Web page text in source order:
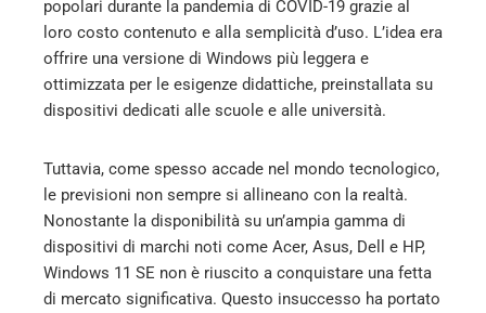
popolari durante la pandemia di COVID-19 grazie al
loro costo contenuto e alla semplicità d’uso. L’idea era
offrire una versione di Windows più leggera e
ottimizzata per le esigenze didattiche, preinstallata su
dispositivi dedicati alle scuole e alle università.
Tuttavia, come spesso accade nel mondo tecnologico,
le previsioni non sempre si allineano con la realtà.
Nonostante la disponibilità su un’ampia gamma di
dispositivi di marchi noti come Acer, Asus, Dell e HP,
Windows 11 SE non è riuscito a conquistare una fetta
di mercato significativa. Questo insuccesso ha portato